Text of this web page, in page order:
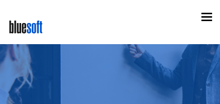
main
content